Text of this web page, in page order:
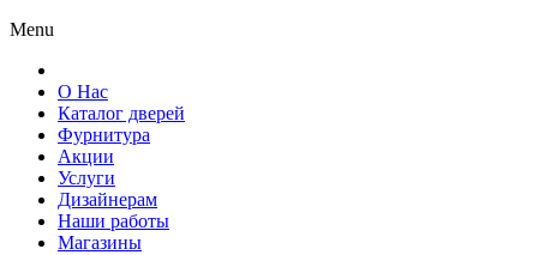
Menu
О Нас
Каталог дверей
Фурнитура
Акции
Услуги
Дизайнерам
Наши работы
Магазины